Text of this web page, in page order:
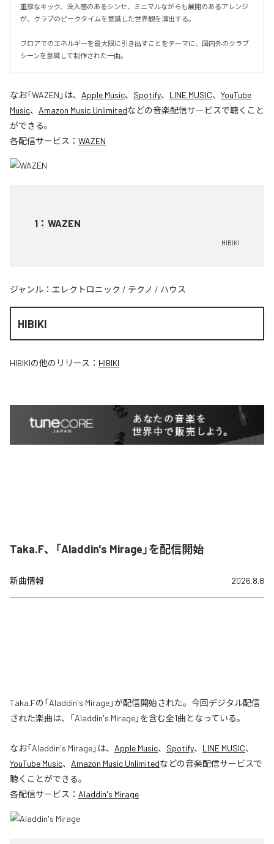
重厚なキック、没入感のあるシンセ、ミニマルながらも展開のあるアレンジ
が、クラブのピークタイムを意識した世界観を演出する。
フロアでのエネルギーを最大限に引き出すことをテーマに、国内外のクラブ
シーンを意識して制作された一曲。
なお「WAZEN 」は、 Apple Music、 Spotify、 LINE MUSIC、 YouTube
Music、 Amazon Music Unlimitedなどの音楽配信サービスで聴くこと
ができる。
各配信サービス： WAZEN
1 ： WAZEN
HIBIKI
ジャンル： エレクトロニック / テクノ / ハウス
HIBIKI
HIBIKIの他のリリース： HIBIKI
Taka.F、「Aladdin's Mirage」を配信開始
新曲情報 2026.8.8
Taka.Fの「Aladdin's Mirage」が配信開始された。今回デジタル配信
された楽曲は、「Aladdin's Mirage」を含む全1曲となっている。
なお「Aladdin's Mirage」は、 Apple Music、 Spotify、 LINE MUSIC、
YouTube Music、 Amazon Music Unlimitedなどの音楽配信サービスで
聴くことができる。
各配信サービス： Aladdin's Mirage